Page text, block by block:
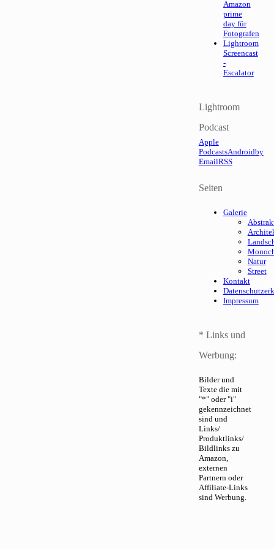
Amazon
prime
day für
Fotografen
Lightroom
Screencast
-
Escalator
Lightroom
Podcast
Apple
PodcastsAndroidby
EmailRSS
Seiten
Galerie
Natur
Street
Kontakt
Impressum
* Links und
Werbung:
Bilder und
Texte die mit
"*" oder "i"
gekennzeichnet
sind und
Links/
Produktlinks/
Bildlinks zu
Amazon,
externen
Partnern oder
Affiliate-Links
sind Werbung.